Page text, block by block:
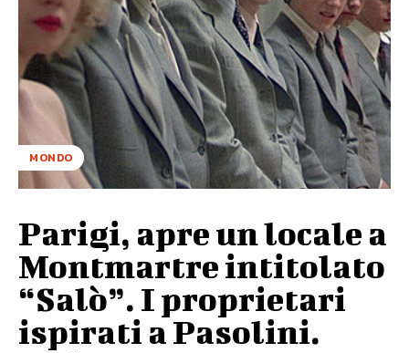
MONDO
Parigi, apre un locale a
Montmartre intitolato
“Salò”. I proprietari
ispirati a Pasolini.